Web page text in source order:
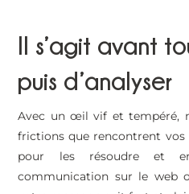
Il s’agit avant
puis d’analyser
Avec un œil vif et tempéré,
frictions que rencontrent vos
pour les résoudre et
communication sur le web